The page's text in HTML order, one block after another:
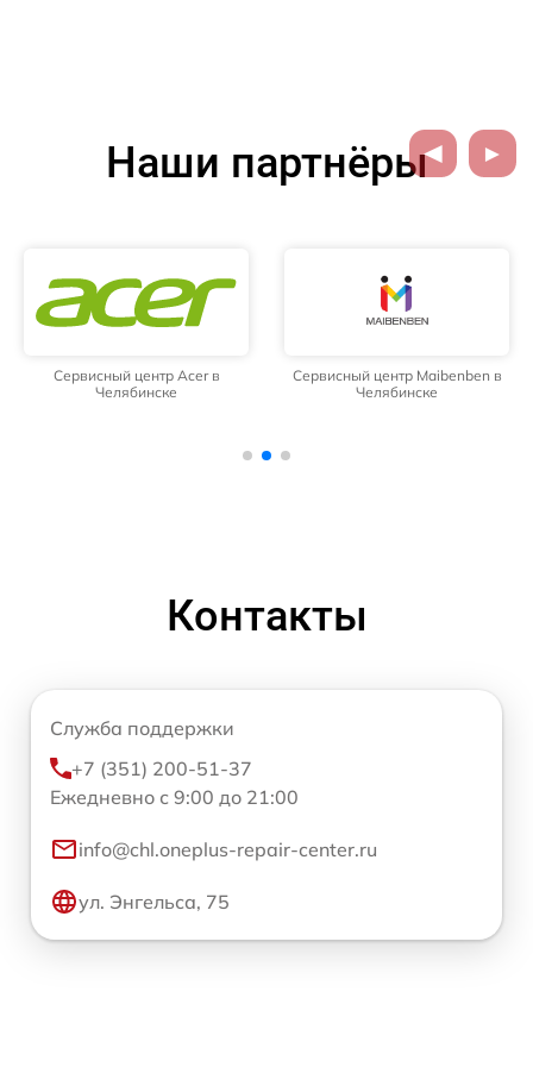
Наши партнёры
Сервисный центр Acer в
Челябинске
Сервисный центр Maibenben в
Челябинске
Контакты
Служба поддержки
+7 (351) 200-51-37
Ежедневно с 9:00 до 21:00
info@chl.oneplus-repair-center.ru
ул. Энгельса, 75